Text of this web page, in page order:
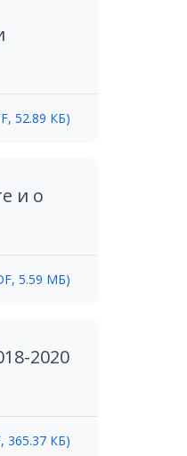
52.89 КБ)
и о
5.59 МБ)
2020
365.37 КБ)